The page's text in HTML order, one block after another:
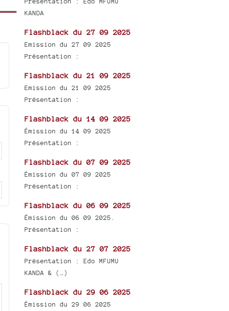
KANDA
Flashblack du 27 09 2025
Emission du 27 09 2025
Présentation :
Flashblack du 21 09 2025
Emission du 21 09 2025
Présentation :
Flashblack du 14 09 2025
Émission du 14 09 2025
Présentation :
Flashblack du 07 09 2025
Émission du 07 09 2025
Présentation :
Flashblack du 06 09 2025
Émission du 06 09 2025.
Présentation :
Flashblack du 27 07 2025
Présentation : Edo MFUMU
KANDA & (…)
Flashblack du 29 06 2025
Émission du 29 06 2025